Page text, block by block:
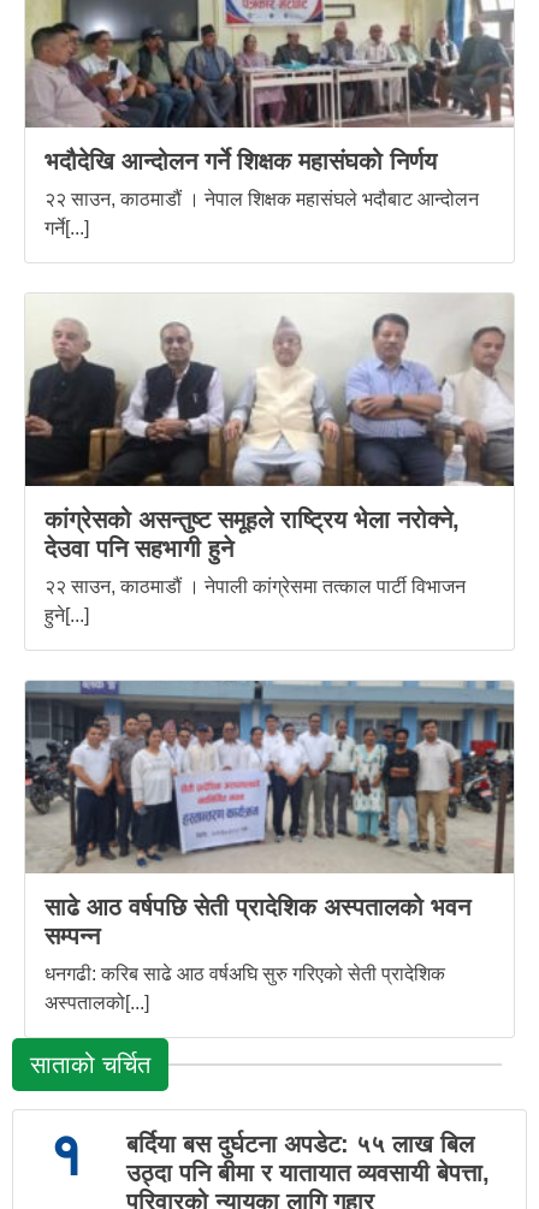
भदौदेखि आन्दोलन गर्ने शिक्षक महासंघको निर्णय
२२ साउन, काठमाडौं । नेपाल शिक्षक महासंघले भदौबाट आन्दोलन
गर्ने[...]
कांग्रेसको असन्तुष्ट समूहले राष्ट्रिय भेला नरोक्ने,
देउवा पनि सहभागी हुने
२२ साउन, काठमाडौं । नेपाली कांग्रेसमा तत्काल पार्टी विभाजन
हुने[...]
साढे आठ वर्षपछि सेती प्रादेशिक अस्पतालको भवन
सम्पन्न
धनगढी: करिब साढे आठ वर्षअघि सुरु गरिएको सेती प्रादेशिक
अस्पतालको[...]
साताको चर्चित
१
बर्दिया बस दुर्घटना अपडेट: ५५ लाख बिल
उठ्दा पनि बीमा र यातायात व्यवसायी बेपत्ता,
परिवारको न्यायका लागि गुहार